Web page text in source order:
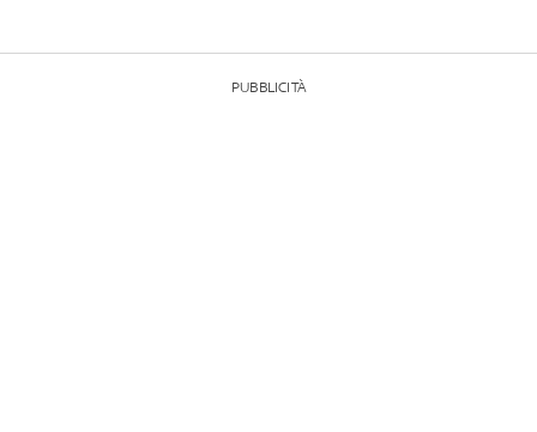
PUBBLICITÀ